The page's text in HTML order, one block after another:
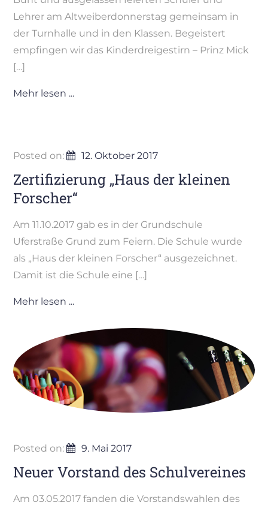
Lehrer am Altweiberdonnerstag gemeinsam in
der Turnhalle und in den Klassen. Begeistert
empfingen wir das Kinderdreigestirn – Prinz Mick
[…]
Mehr lesen ...
Posted on: 12. Oktober 2017
Zertifizierung „Haus der kleinen
Forscher“
Am 11.10.2017 gab es in der Grundschule
Uferstraße Grund zum Feiern. Die Schule wurde
als „Haus der kleinen Forscher“ ausgezeichnet.
Damit ist die Schule eine […]
Mehr lesen ...
Posted on: 9. Mai 2017
Neuer Vorstand des Schulvereines
Am 03.05.2017 fanden die Vorstandswahlen des